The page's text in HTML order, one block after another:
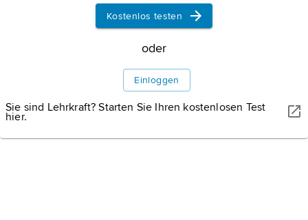
steuerlichen Abzugsmöglichkeiten,
Informationen zum Artikel
Kostenlos testen
oder
Einloggen
Sie sind Lehrkraft? Starten Sie Ihren kostenlosen Test
hier.